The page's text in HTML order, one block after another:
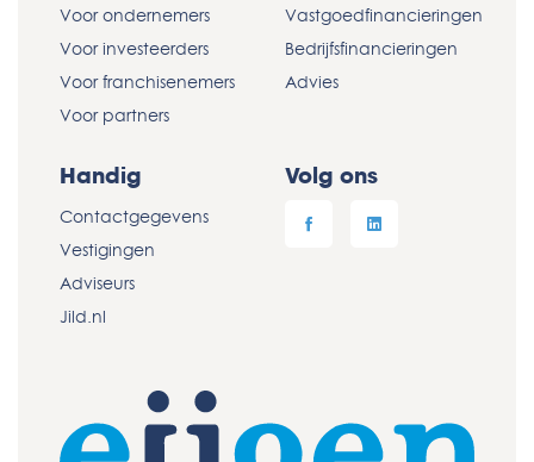
Voor ondernemers
Voor investeerders
Voor franchisenemers
Voor partners
Vastgoedfinancieringen
Bedrijfsfinancieringen
Advies
Handig
Contactgegevens
Vestigingen
Adviseurs
Jild.nl
Volg ons